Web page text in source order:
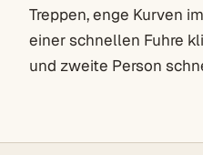
Treppen, enge Kurven
einer schnellen Fuhre
und zweite Person